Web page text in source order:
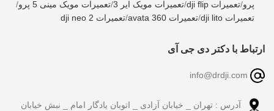
پرو/تعمیرات dji flip /تعمیرات مویک ایر 3 /تعمیرات مویک مینی 5 پرو
/
تعمیرات dji lito
/تعمیرات avata 360 /تعمیرات dji neo 2
ارتباط با دکتر دی جی آی
آدرس : تهران _ خیابان آزادی _ اتوبان یادگار امام _ نبش خیابان